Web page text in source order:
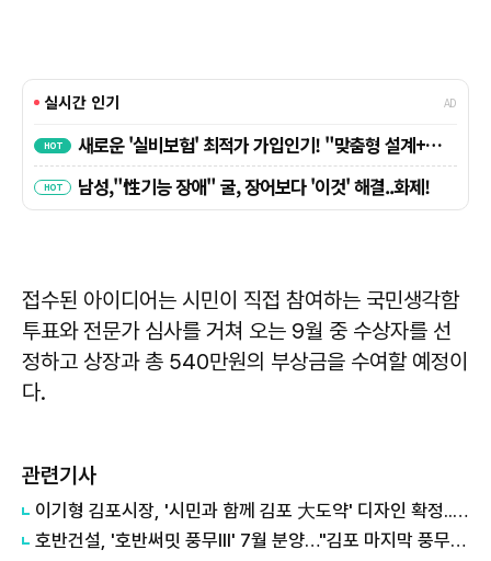
접수된 아이디어는 시민이 직접 참여하는 국민생각함
투표와 전문가 심사를 거쳐 오는 9월 중 수상자를 선
정하고 상장과 총 540만원의 부상금을 수여할 예정이
다.
관련기사
이기형 김포시장, '시민과 함께 김포 大도약' 디자인 확정...민선 9기 비전 시각화
호반건설, '호반써밋 풍무III' 7월 분양…"김포 마지막 풍무역세권 나온다"